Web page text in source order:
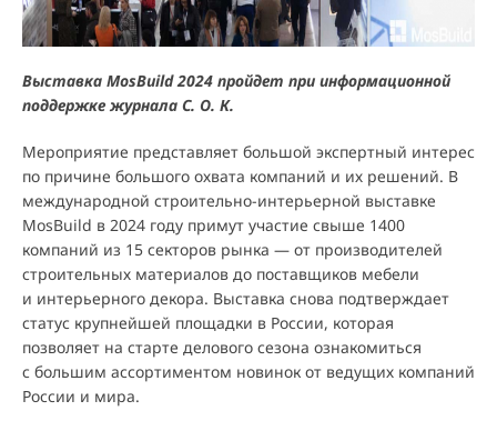
Выставка MosBuild 2024 пройдет при информационной
поддержке журнала С. О. К.
Мероприятие представляет большой экспертный интерес
по причине большого охвата компаний и их решений. В
международной строительно-интерьерной выставке
MosBuild в 2024 году примут участие свыше 1400
компаний из 15 секторов рынка — от производителей
строительных материалов до поставщиков мебели
и интерьерного декора. Выставка снова подтверждает
статус крупнейшей площадки в России, которая
позволяет на старте делового сезона ознакомиться
с большим ассортиментом новинок от ведущих компаний
России и мира.